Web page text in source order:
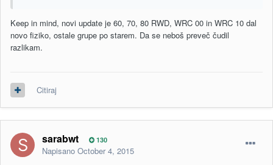
Keep in mind, novi update je 60, 70, 80 RWD, WRC 00 in WRC 10 dal
novo fiziko, ostale grupe po starem. Da se neboš preveč čudil
razlikam.
Citiraj
sarabwt 130
Napisano October 4, 2015